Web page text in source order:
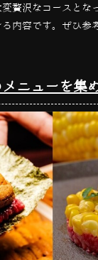
贅沢なコースとな
内容です。ぜひ参
ニューを集